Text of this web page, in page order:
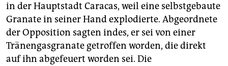
epaper login
in der Hauptstadt Caracas, weil eine selbstgebaute
Granate in seiner Hand explodierte. Abgeordnete
der Opposition sagten indes, er sei von einer
Tränengasgranate getroffen worden, die direkt
auf ihn abgefeuert worden sei. Die